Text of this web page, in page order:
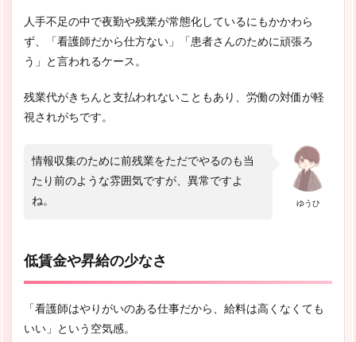
人手不足の中で夜勤や残業が常態化しているにもかかわら
ず、「看護師だから仕方ない」「患者さんのために頑張ろ
う」と言われるケース。
残業代がきちんと支払われないこともあり、労働の対価が軽
視されがちです。
ゆうひ
情報収集のために前残業をただでやるのも当
たり前のような雰囲気ですが、異常ですよ
ね。
低賃金や昇給の少なさ
「看護師はやりがいのある仕事だから、給料は高くなくても
いい」という空気感。